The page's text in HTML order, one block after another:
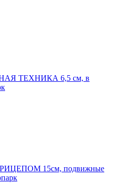
ТЕХНИКА 6,5 см, в
15см, подвижные